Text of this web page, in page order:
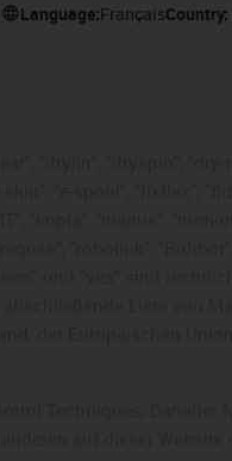
Language:FrançaisCountry: